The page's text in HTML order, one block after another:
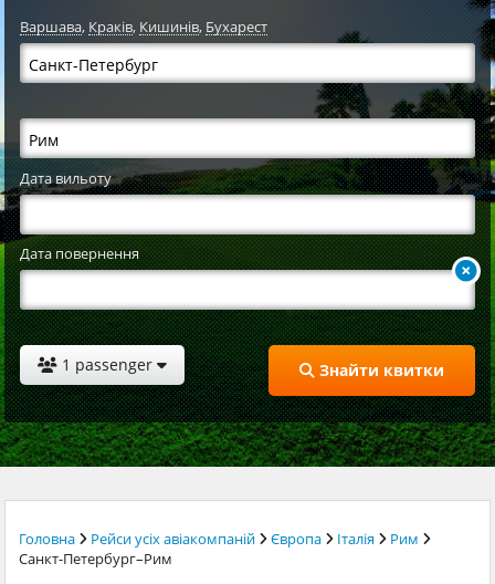
Варшава, Краків,Кишинів,Бухарест
Дата вильоту
Дата повернення
1 passenger Знайти квитки
Головна Рейси усіх авіакомпаній Європа Італія
Рим
Санкт-Петербург–Рим